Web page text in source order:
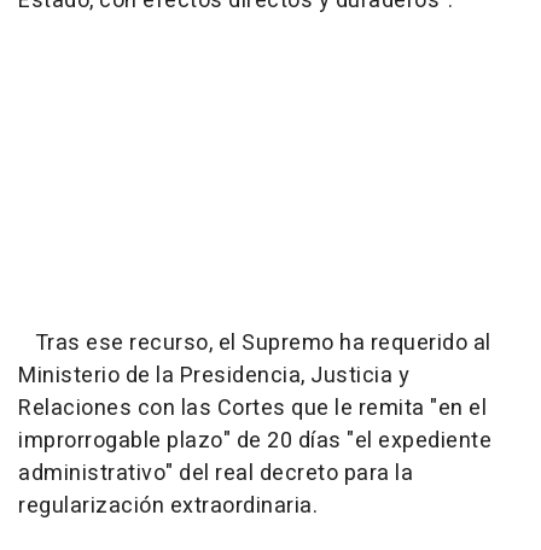
Tras ese recurso, el Supremo ha requerido al
Ministerio de la Presidencia, Justicia y
Relaciones con las Cortes que le remita "en el
improrrogable plazo" de 20 días "el expediente
administrativo" del real decreto para la
regularización extraordinaria.